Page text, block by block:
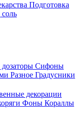
Подготовка
Сифоны
Разное Градусники
декорации
Фоны Кораллы